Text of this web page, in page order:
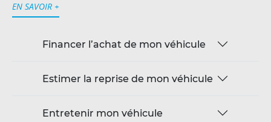
EN SAVOIR +
Financer l’achat de mon véhicule
Estimer la reprise de mon véhicule
Entretenir mon véhicule